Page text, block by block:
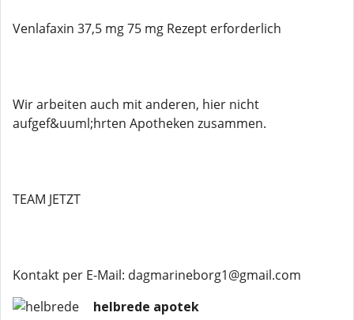
Venlafaxin 37,5 mg 75 mg Rezept erforderlich
Wir arbeiten auch mit anderen, hier nicht
aufgef&uuml;hrten Apotheken zusammen.
TEAM JETZT
Kontakt per E-Mail: dagmarineborg1@gmail.com
helbrede apotek